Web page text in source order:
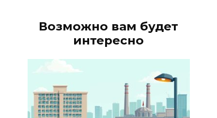
Возможно вам будет
интересно